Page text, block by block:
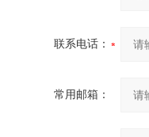
联系电话：
常用邮箱：